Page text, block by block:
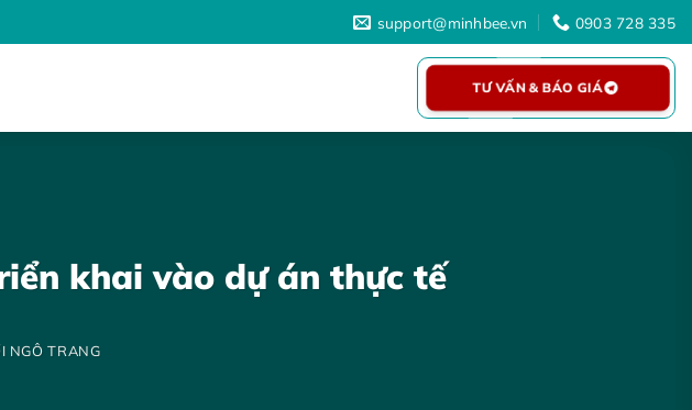
support@minhbee.vn 0903 728 335
TƯ VẤN & BÁO GIÁ
khai vào dự án thực tế
NGÔ TRANG